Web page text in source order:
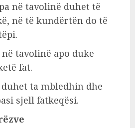
në tavolinë duhet të
në të kundërtën do të
tavolinë apo duke
fat.
ta mbledhin dhe
sjell fatkeqësi.